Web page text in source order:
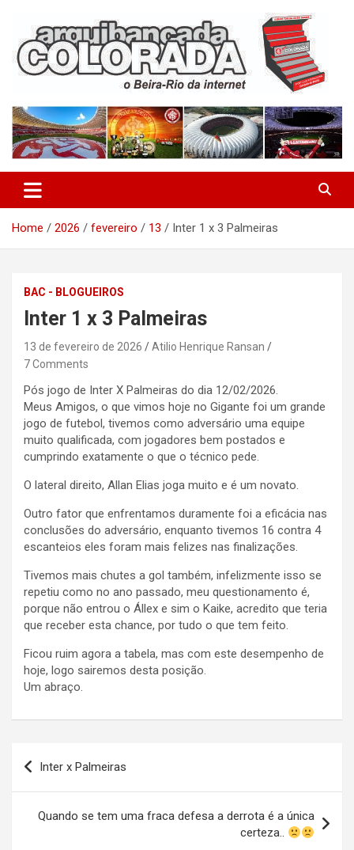
content
Arquibancada Colorada
Home 2026 fevereiro 13 Inter 1 x 3 Palmeiras
BAC - BLOGUEIROS
Inter 1 x 3 Palmeiras
13 de fevereiro de 2026
Atilio Henrique Ransan
7 Comments
Pós jogo de Inter X Palmeiras do dia 12/02/2026.
Meus Amigos, o que vimos hoje no Gigante foi um grande
jogo de futebol, tivemos como adversário uma equipe
muito qualificada, com jogadores bem postados e
cumprindo exatamente o que o técnico pede.
O lateral direito, Allan Elias joga muito e é um novato.
Outro fator que enfrentamos duramente foi a eficácia nas
conclusões do adversário, enquanto tivemos 16 contra 4
escanteios eles foram mais felizes nas finalizações.
Tivemos mais chutes a gol também, infelizmente isso se
repetiu como no ano passado, meu questionamento é,
porque não entrou o Állex e sim o Kaike, acredito que teria
que receber esta chance, por tudo o que tem feito.
Ficou ruim agora a tabela, mas com este desempenho de
hoje, logo sairemos desta posição.
Um abraço.
Navegação
de
Post
Inter x Palmeiras
Quando se tem uma fraca defesa a derrota é a única
certeza..